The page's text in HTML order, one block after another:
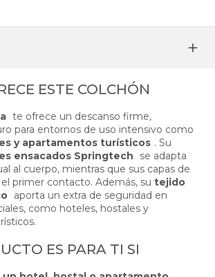
ESTE COLCHÓN
te ofrece un descanso firme,
para entornos de uso intensivo como
y apartamentos turísticos . Su
ensacados Springtech
se adapta
al cuerpo, mientras que sus capas de
primer contacto. Además, su tejido
aporta un extra de seguridad en
como hoteles, hostales y
ES PARA TI SI